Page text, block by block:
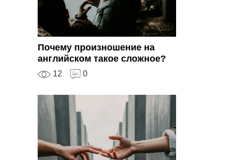
Почему произношение на
английском такое сложное?
12 0